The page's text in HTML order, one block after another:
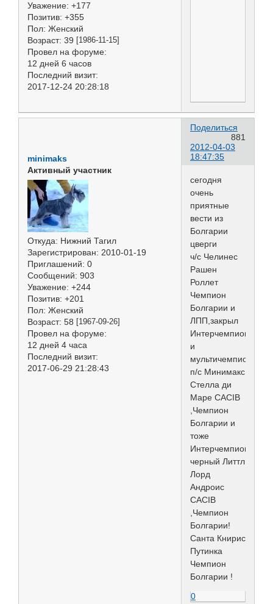
Уважение: +177
Позитив: +355
Пол: Женский
Возраст: 39 [1986-11-15]
Провел на форуме:
12 дней 6 часов
Последний визит:
2017-12-24 20:28:18
Поделиться
881
2012-04-03
18:47:35
minimaks
Активный участник
Откуда: Нижний Тагил
Зарегистрирован: 2010-01-19
Приглашений: 0
Сообщений: 903
Уважение: +244
Позитив: +201
Пол: Женский
Возраст: 58 [1967-09-26]
Провел на форуме:
12 дней 4 часа
Последний визит:
2017-06-29 21:28:43
сегодня
очень
приятные
вести из
Болгарии
цверги
ч/с Челинес
Рашен
Роллет
Чемпион
Болгарии и
ЛПП,закрыл
Интерчемпиона
и
мультичемпиона!
п/с Минимакс
Стелла ди
Маре CACIB
,Чемпион
Болгарии и
тоже
Интерчемпион!
черный Литтл
Лорд
Андроис
CACIB
,Чемпион
Болгарии!
Санта Книрис
Путинка
Чемпион
Болгарии !
0